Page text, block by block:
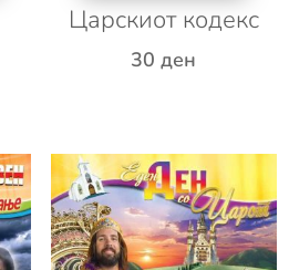
Царскиот кодекс
30ден